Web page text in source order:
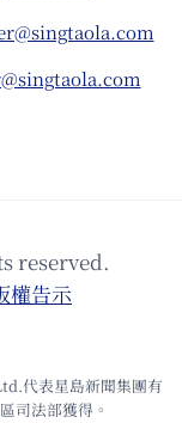
reserved.
權告⽰
代表星島新聞集團有
司法部獲得。